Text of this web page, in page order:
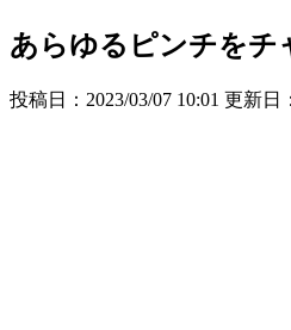
あらゆるピンチをチ
投稿日：2023/03/07 10:01 更新日：